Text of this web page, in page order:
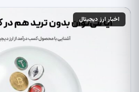
اخبار ارز دیجیتال